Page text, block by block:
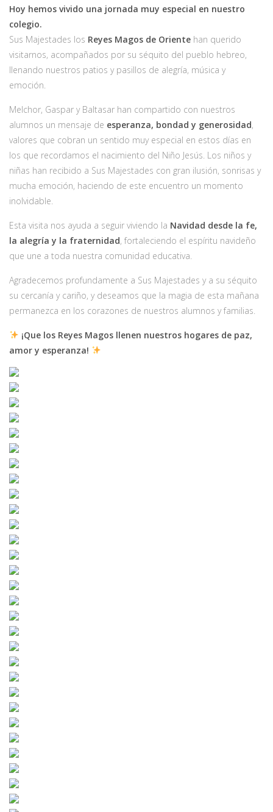
Hoy hemos vivido una jornada muy especial en nuestro
colegio.
Sus Majestades los Reyes Magos de Oriente han querido
visitarnos, acompañados por su séquito del pueblo hebreo,
llenando nuestros patios y pasillos de alegría, música y
emoción.
Melchor, Gaspar y Baltasar han compartido con nuestros
alumnos un mensaje de esperanza, bondad y generosidad,
valores que cobran un sentido muy especial en estos días en
los que recordamos el nacimiento del Niño Jesús. Los niños y
niñas han recibido a Sus Majestades con gran ilusión, sonrisas y
mucha emoción, haciendo de este encuentro un momento
inolvidable.
Esta visita nos ayuda a seguir viviendo la Navidad desde la fe,
la alegría y la fraternidad, fortaleciendo el espíritu navideño
que une a toda nuestra comunidad educativa.
Agradecemos profundamente a Sus Majestades y a su séquito
su cercanía y cariño, y deseamos que la magia de esta mañana
permanezca en los corazones de nuestros alumnos y familias.
¡Que los Reyes Magos llenen nuestros hogares de paz,
amor y esperanza!